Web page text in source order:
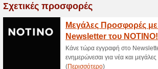
ΔΩΡΕΑΝ